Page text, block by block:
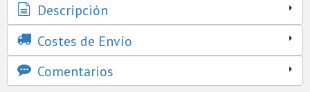
Descripción
Costes de Envío
Comentarios